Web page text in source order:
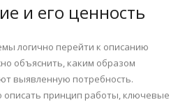
и его ценность
логично перейти к описанию
объяснить, каким образом
выявленную потребность.
принцип работы, ключевые